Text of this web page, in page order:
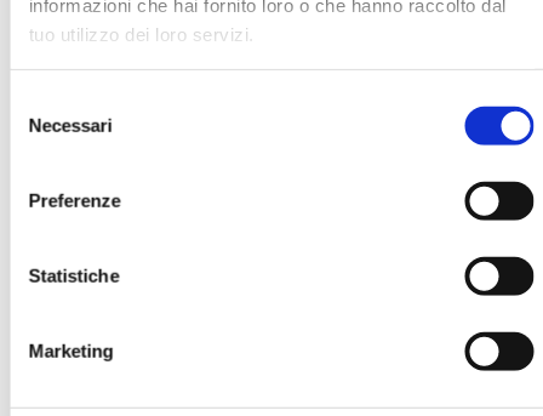
informazioni che hai fornito loro o che hanno raccolto dal
tuo utilizzo dei loro servizi.
delNecessari
Preferenze
Statistiche
Marketing